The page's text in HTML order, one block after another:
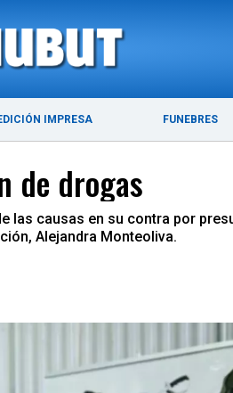
IMPRESA FUNEBRES
NOTICIAS PUERTO MADRYN
de drogas
las causas en su contra por
Alejandra Monteoliva.